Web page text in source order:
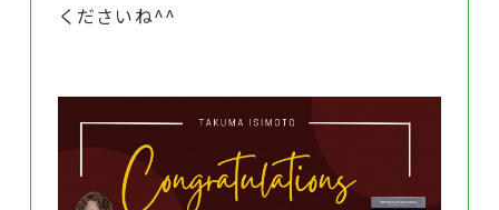
くださいね^^